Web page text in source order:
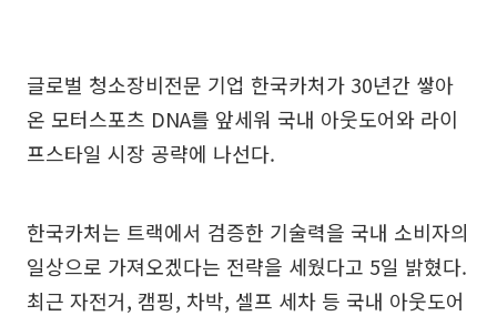
글로벌 청소장비전문 기업 한국카처가 30년간 쌓아
온 모터스포츠 DNA를 앞세워 국내 아웃도어와 라이
프스타일 시장 공략에 나선다.
한국카처는 트랙에서 검증한 기술력을 국내 소비자의
일상으로 가져오겠다는 전략을 세웠다고 5일 밝혔다.
최근 자전거, 캠핑, 차박, 셀프 세차 등 국내 아웃도어